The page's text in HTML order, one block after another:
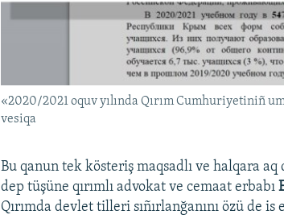
«2020/2021 oquv yılında Qırım Cumhuriyetiniñ
vesiqa
Bu qanun tek kösteriş maqsadlı ve halqara
dep tüşüne qırımlı advokat ve cemaat erbabı
Qırımda devlet tilleri sıñırlanğanını özü de is